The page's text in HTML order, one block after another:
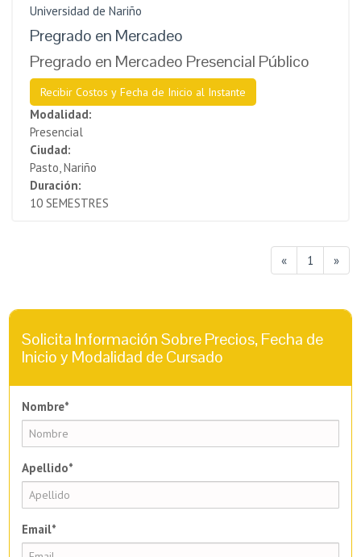
Universidad de Nariño
Pregrado en Mercadeo
Pregrado en Mercadeo Presencial Público
Recibir Costos y Fecha de Inicio al Instante
Modalidad:
Presencial
Ciudad:
Pasto, Nariño
Duración:
10 SEMESTRES
« 1 »
Solicita Información Sobre Precios, Fecha de
Inicio y Modalidad de Cursado
Nombre*
Apellido*
Email*